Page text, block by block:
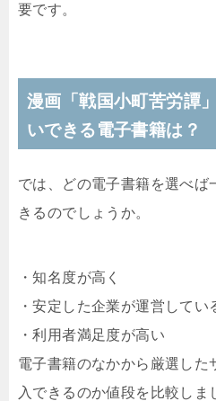
要です。
漫画「戦国小町苦労譚
いできる電子書籍は？
では、どの電子書籍を選べば
きるのでしょうか。
・知名度が高く
・安定した企業が運営して
・利用者満足度が高い
電子書籍のなかから厳選した
入できるのか値段を比較しま